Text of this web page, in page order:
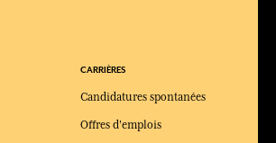
CARRIÈRES
Candidatures spontanées
Offres d'emplois